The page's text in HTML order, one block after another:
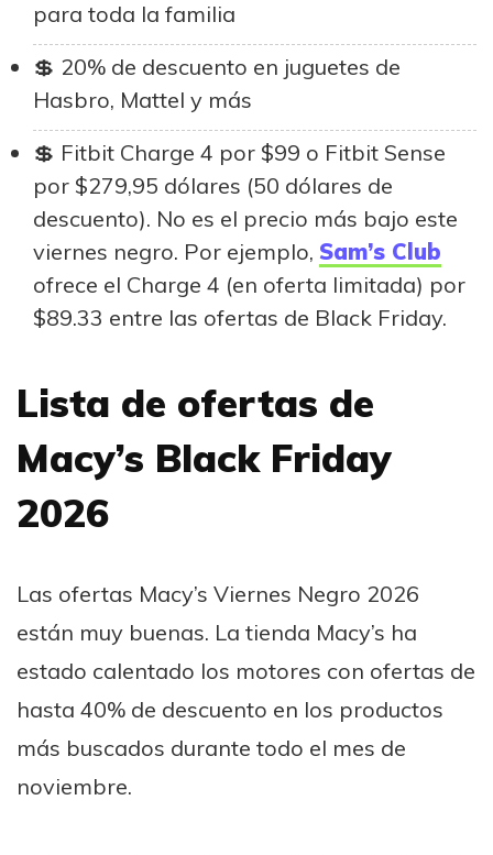
para toda la familia
20% de descuento en juguetes de
Hasbro, Mattel y más
Fitbit Charge 4 por $99 o Fitbit Sense
por $279,95 dólares (50 dólares de
descuento). No es el precio más bajo este
viernes negro. Por ejemplo, Sam’s Club
ofrece el Charge 4 (en oferta limitada) por
$89.33 entre las ofertas de Black Friday.
Lista de ofertas de
Macy’s Black Friday
2026
Las ofertas Macy’s Viernes Negro 2026
están muy buenas. La tienda Macy’s ha
estado calentado los motores con ofertas de
hasta 40% de descuento en los productos
más buscados durante todo el mes de
noviembre.